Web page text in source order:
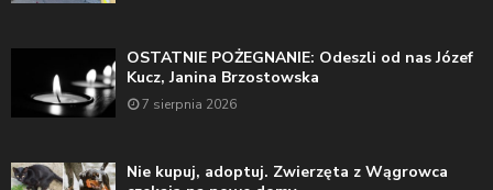
OSTATNIE POŻEGNANIE: Odeszli od nas Józef
Kucz, Janina Brzostowska
7 sierpnia 2026
Nie kupuj, adoptuj. Zwierzęta z Wągrowca